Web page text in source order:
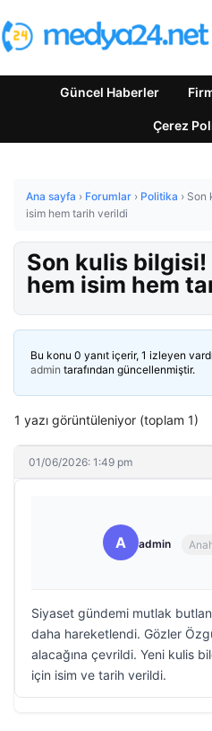
Güncel Haberler
Çerez
Ana sayfa › Forumlar › Politika › Son
isim hem tarih verildi
Son kulis
hem isim hem
Bu konu 0 yanıt içerir, 1 izleyen
admin tarafından güncellenmiştir.
1 yazı görüntüleniyor (toplam 1)
01/06/2026: 1:49 pm
A admin
Siyaset gündemi mutlak butlan
daha hareketlendi. Gözler
alacağına çevrildi. Yeni kulis
için isim ve tarih verildi.